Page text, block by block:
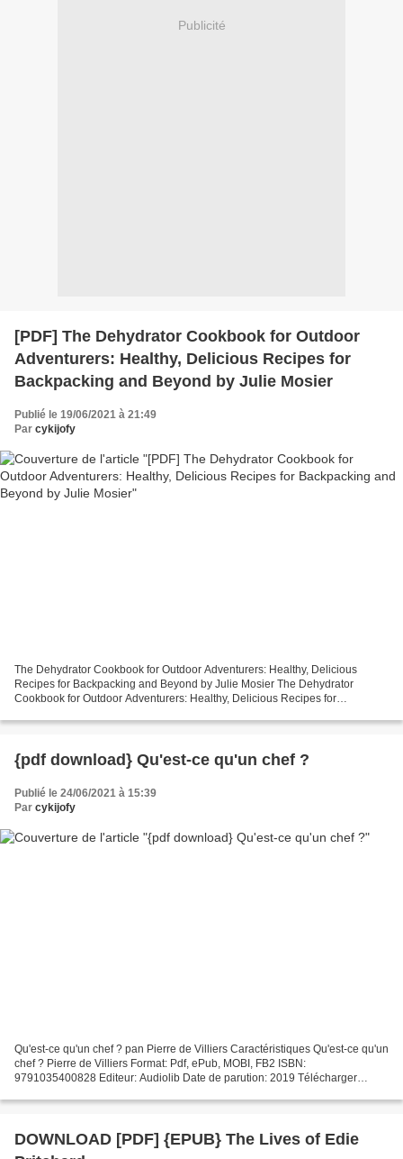
Publicité
[PDF] The Dehydrator Cookbook for Outdoor
Adventurers: Healthy, Delicious Recipes for
Backpacking and Beyond by Julie Mosier
Publié le 19/06/2021 à 21:49
Par cykijofy
The Dehydrator Cookbook for Outdoor Adventurers: Healthy, Delicious
Recipes for Backpacking and Beyond by Julie Mosier The Dehydrator
Cookbook for Outdoor Adventurers: Healthy, Delicious Recipes for
{pdf download} Qu'est-ce qu'un chef ?
Publié le 24/06/2021 à 15:39
Par cykijofy
Qu'est-ce qu'un chef ? pan Pierre de Villiers Caractéristiques Qu'est-ce qu'un
chef ? Pierre de Villiers Format: Pdf, ePub, MOBI, FB2 ISBN:
9791035400828 Editeur: Audiolib Date de parution: 2019 Télécharger
DOWNLOAD [PDF] {EPUB} The Lives of Edie